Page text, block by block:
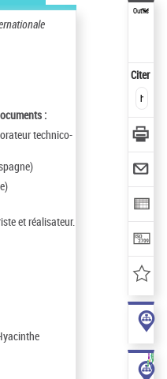
:
technico-
et réalisateur.
Outils
Citer